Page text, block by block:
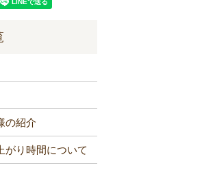
の紹介
がり時間について